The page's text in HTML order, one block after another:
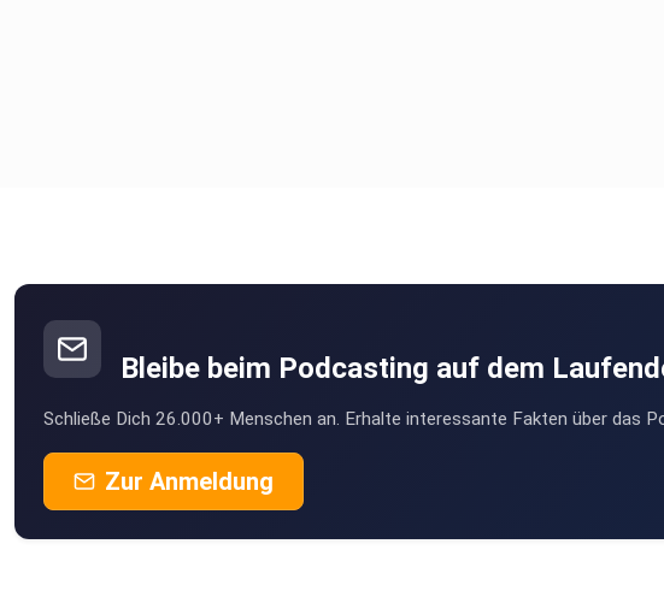
Bleibe beim Podcasting auf dem
Schließe Dich 26.000+ Menschen an. Erhalte interessante Fakten über das
Zur Anmeldung